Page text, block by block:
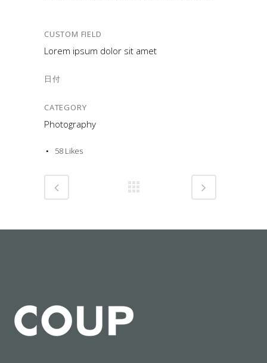
CUSTOM FIELD
Lorem ipsum dolor sit amet
日付
CATEGORY
Photography
58 Likes